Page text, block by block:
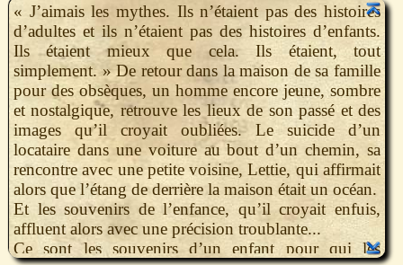
« J’aimais les mythes. Ils n’étaient pas des histoires
d’adultes et ils n’étaient pas des histoires d’enfants.
Ils étaient mieux que cela. Ils étaient, tout
simplement. » De retour dans la maison de sa famille
pour des obsèques, un homme encore jeune, sombre
et nostalgique, retrouve les lieux de son passé et des
images qu’il croyait oubliées. Le suicide d’un
locataire dans une voiture au bout d’un chemin, sa
rencontre avec une petite voisine, Lettie, qui affirmait
alors que l’étang de derrière la maison était un océan.
Et les souvenirs de l’enfance, qu’il croyait enfuis,
affluent alors avec une précision troublante...
Ce sont les souvenirs d’un enfant pour qui les